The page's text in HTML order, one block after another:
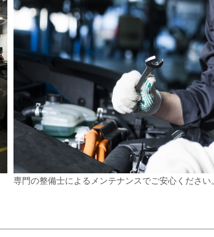
専門の整備士によるメンテナンスでご安心ください。